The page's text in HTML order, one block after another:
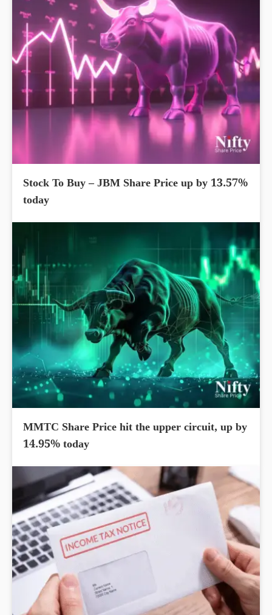
Stock To Buy – JBM Share Price up by 13.57%
today
MMTC Share Price hit the upper circuit, up by
14.95% today